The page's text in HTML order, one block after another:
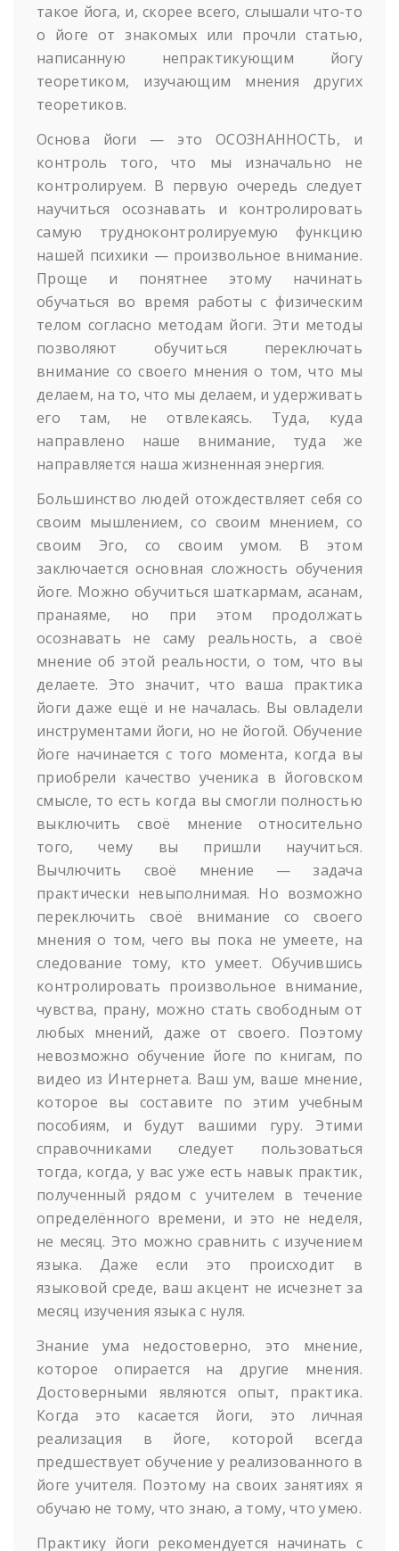
такое йога, и, скорее всего, слышали что-то
о йоге от знакомых или прочли статью,
написанную непрактикующим йогу
теоретиком, изучающим мнения других
теоретиков.
Основа йоги — это ОСОЗНАННОСТЬ, и
контроль того, что мы изначально не
контролируем. В первую очередь следует
научиться осознавать и контролировать
самую трудноконтролируемую функцию
нашей психики — произвольное внимание.
Проще и понятнее этому начинать
обучаться во время работы с физическим
телом согласно методам йоги. Эти методы
позволяют обучиться переключать
внимание со своего мнения о том, что мы
делаем, на то, что мы делаем, и удерживать
его там, не отвлекаясь. Туда, куда
направлено наше внимание, туда же
направляется наша жизненная энергия.
Большинство людей отождествляет себя со
своим мышлением, со своим мнением, со
своим Эго, со своим умом. В этом
заключается основная сложность обучения
йоге. Можно обучиться шаткармам, асанам,
пранаяме, но при этом продолжать
осознавать не саму реальность, а своё
мнение об этой реальности, о том, что вы
делаете. Это значит, что ваша практика
йоги даже ещё и не началась. Вы овладели
инструментами йоги, но не йогой. Обучение
йоге начинается с того момента, когда вы
приобрели качество ученика в йоговском
смысле, то есть когда вы смогли полностью
выключить своё мнение относительно
того, чему вы пришли научиться.
Вычлючить своё мнение — задача
практически невыполнимая. Но возможно
переключить своё внимание со своего
мнения о том, чего вы пока не умеете, на
следование тому, кто умеет. Обучившись
контролировать произвольное внимание,
чувства, прану, можно стать свободным от
любых мнений, даже от своего. Поэтому
невозможно обучение йоге по книгам, по
видео из Интернета. Ваш ум, ваше мнение,
которое вы составите по этим учебным
пособиям, и будут вашими гуру. Этими
справочниками следует пользоваться
тогда, когда, у вас уже есть навык практик,
полученный рядом с учителем в течение
определённого времени, и это не неделя,
не месяц. Это можно сравнить с изучением
языка. Даже если это происходит в
языковой среде, ваш акцент не исчезнет за
месяц изучения языка с нуля.
Знание ума недостоверно, это мнение,
которое опирается на другие мнения.
Достоверными являются опыт, практика.
Когда это касается йоги, это личная
реализация в йоге, которой всегда
предшествует обучение у реализованного в
йоге учителя. Поэтому на своих занятиях я
обучаю не тому, что знаю, а тому, что умею.
Практику йоги рекомендуется начинать с